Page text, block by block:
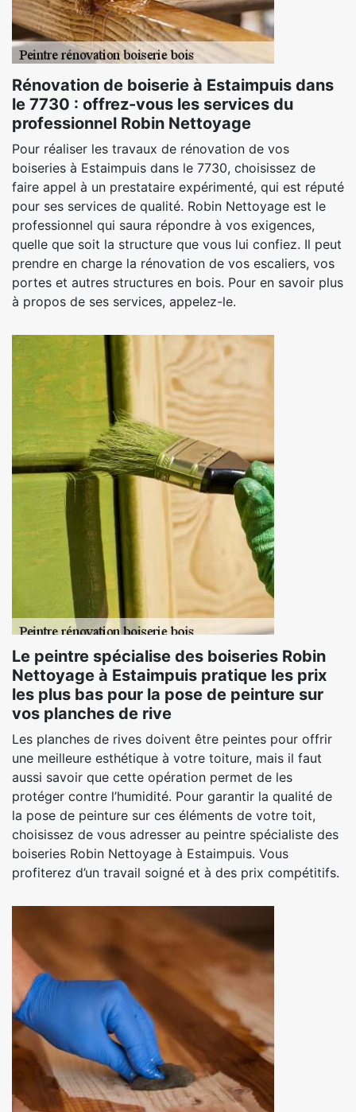
Rénovation de boiserie à Estaimpuis dans
le 7730 : offrez-vous les services du
professionnel Robin Nettoyage
Pour réaliser les travaux de rénovation de vos
boiseries à Estaimpuis dans le 7730, choisissez de
faire appel à un prestataire expérimenté, qui est réputé
pour ses services de qualité. Robin Nettoyage est le
professionnel qui saura répondre à vos exigences,
quelle que soit la structure que vous lui confiez. Il peut
prendre en charge la rénovation de vos escaliers, vos
portes et autres structures en bois. Pour en savoir plus
à propos de ses services, appelez-le.
Le peintre spécialise des boiseries Robin
Nettoyage à Estaimpuis pratique les prix
les plus bas pour la pose de peinture sur
vos planches de rive
Les planches de rives doivent être peintes pour offrir
une meilleure esthétique à votre toiture, mais il faut
aussi savoir que cette opération permet de les
protéger contre l’humidité. Pour garantir la qualité de
la pose de peinture sur ces éléments de votre toit,
choisissez de vous adresser au peintre spécialiste des
boiseries Robin Nettoyage à Estaimpuis. Vous
profiterez d’un travail soigné et à des prix compétitifs.